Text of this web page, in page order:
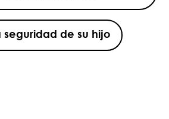
seguridad de su hijo